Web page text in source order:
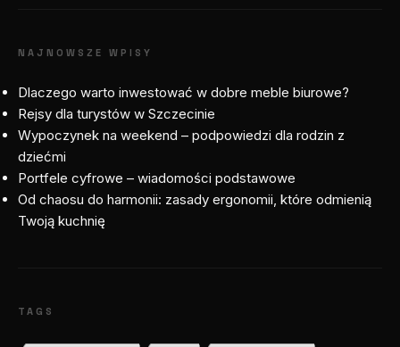
NAJNOWSZE WPISY
Dlaczego warto inwestować w dobre meble biurowe?
Rejsy dla turystów w Szczecinie
Wypoczynek na weekend – podpowiedzi dla rodzin z
dziećmi
Portfele cyfrowe – wiadomości podstawowe
Od chaosu do harmonii: zasady ergonomii, które odmienią
Twoją kuchnię
TAGS